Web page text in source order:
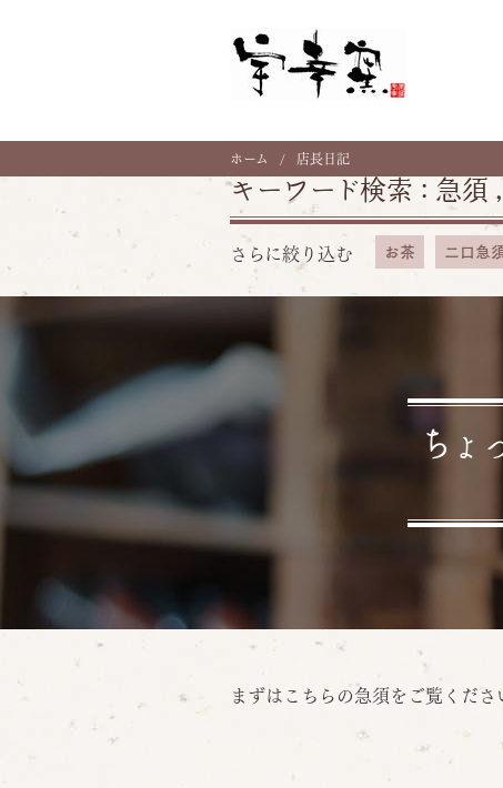
ホーム 店長日記
キーワード検索 : 急須 ,
さらに絞り込む お茶 二口急須
ちょ
まずはこちらの急須をご覧くださ